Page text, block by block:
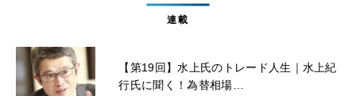
連載
【第19回】水上氏のトレード人生｜水上紀
行氏に聞く！為替相場…